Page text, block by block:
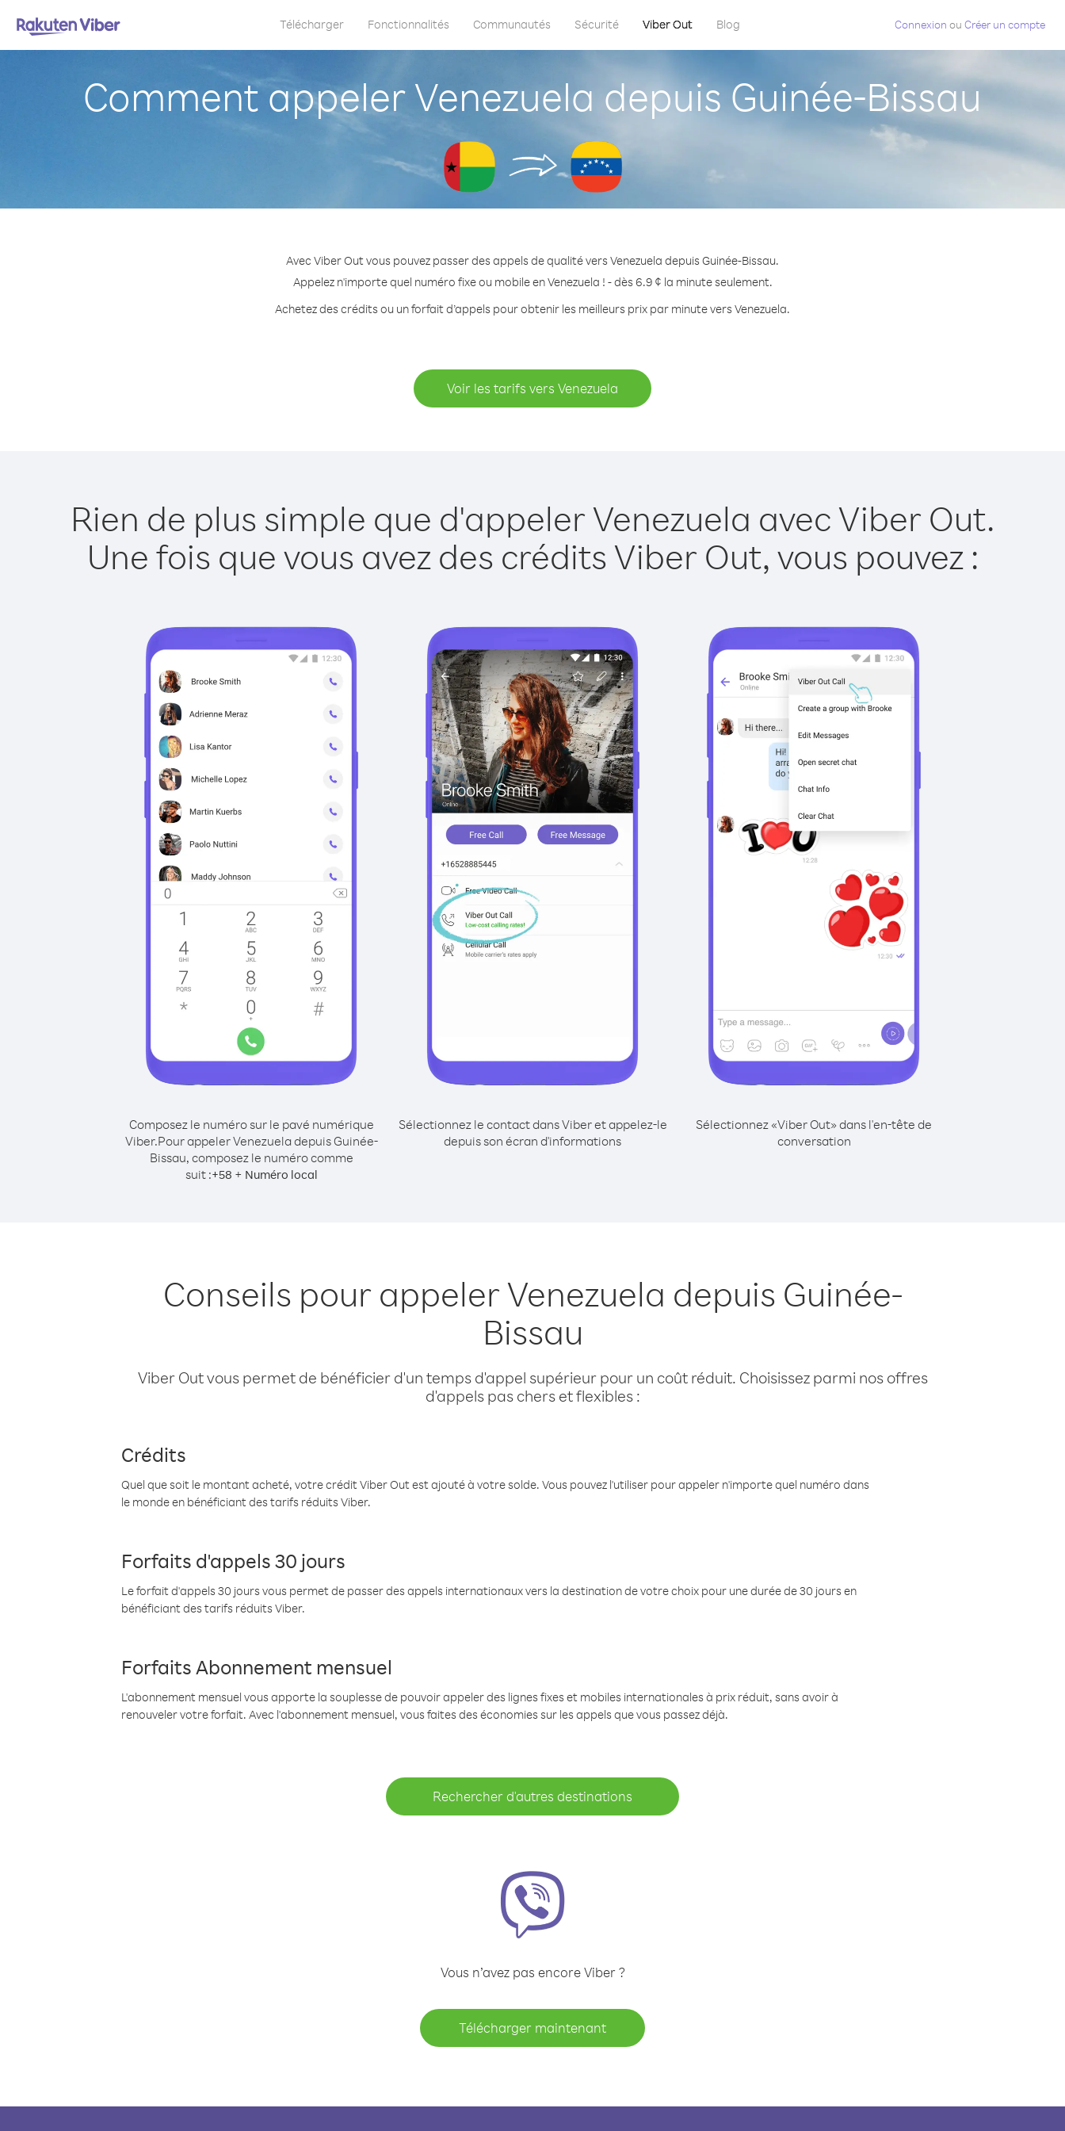
Télécharger Fonctionnalités Communautés Sécurité Viber Out Blog Connexion ou Créer un compte
Comment appeler Venezuela depuis Guinée-Bissau
Avec Viber Out vous pouvez passer des appels de qualité vers Venezuela depuis Guinée-Bissau.
Appelez n'importe quel numéro fixe ou mobile en Venezuela ! - dès 6.9 ¢ la minute seulement.
Achetez des crédits ou un forfait d’appels pour obtenir les meilleurs prix par minute vers Venezuela.
Voir les tarifs vers Venezuela
Rien de plus simple que d'appeler Venezuela avec Viber Out.
Une fois que vous avez des crédits Viber Out, vous pouvez :
Composez le numéro sur le pavé numérique
Viber.Pour appeler Venezuela depuis Guinée-
Bissau, composez le numéro comme
suit :+58 + Numéro local
Sélectionnez le contact dans Viber et appelez-le
depuis son écran d'informations
Sélectionnez «Viber Out» dans l'en-tête de
conversation
Conseils pour appeler Venezuela depuis Guinée-
Bissau
Viber Out vous permet de bénéficier d'un temps d'appel supérieur pour un coût réduit. Choisissez parmi nos offres
d'appels pas chers et flexibles :
Crédits
Quel que soit le montant acheté, votre crédit Viber Out est ajouté à votre solde. Vous pouvez l'utiliser pour appeler n'importe quel numéro dans
le monde en bénéficiant des tarifs réduits Viber.
Forfaits d'appels 30 jours
Le forfait d'appels 30 jours vous permet de passer des appels internationaux vers la destination de votre choix pour une durée de 30 jours en
bénéficiant des tarifs réduits Viber.
Forfaits Abonnement mensuel
L'abonnement mensuel vous apporte la souplesse de pouvoir appeler des lignes fixes et mobiles internationales à prix réduit, sans avoir à
renouveler votre forfait. Avec l'abonnement mensuel, vous faites des économies sur les appels que vous passez déjà.
Rechercher d'autres destinations
Vous n’avez pas encore Viber ?
Télécharger maintenant